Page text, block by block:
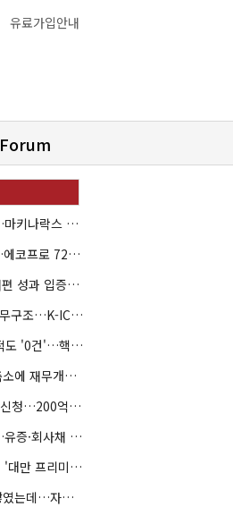
유료가입안내
Forum
HB인베스트, IPO 무산 때 더 샀다…마키나락스 투자 2.7배 회수
에코프로비엠, 1.2조 유증 차질 땐…에코프로 7270억 '독박'
상장사 옷 벗는 신세계푸드…사업재편 성과 입증할까
NH농협생명, 금리상승에 취약한 재무구조…K-ICS 변동성 '주의보'
신한투자증권, IPO 조직 줄이자 실적도 '0건'…핵심 인력까지 이탈
'부채비율 955%' 계양전기, 유증 축소에 재무개선 효과 '뚝'
해성에어로보틱스, 2주 주주가 파산신청…200억 CB 분쟁 확산
한국투자증권, 'SK 소외설' 지웠다…유증·회사채 주관 연속 수임
글로벌테크놀로지, 적자기업 몸값에 '대만 프리미엄'…공모가 논란
엘앤케이바이오, 해외채권 769억 쌓였는데…자회사 4곳 자본잠식